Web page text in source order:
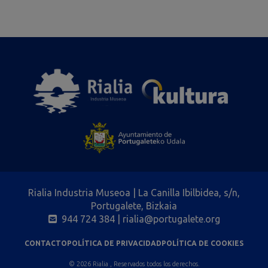
Rialia Industria Museoa | La Canilla Ibilbidea, s/n,
Portugalete, Bizkaia
944 724 384| rialia@portugalete.org
CONTACTO POLÍTICA DE PRIVACIDAD POLÍTICA DE COOKIES
© 2026 Rialia , Reservados todos los derechos.